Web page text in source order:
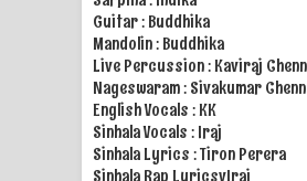
Raawaya Song Lyrics
පද පෙළ
Saddeta Denna Song
දෙන්න ගීතයේ පද පෙළ
Guitar : Buddhika
Mandolin : Buddhika
Live Percussion : Kaviraj
Nageswaram : Sivakumar
English Vocals : KK
Sinhala Vocals : Iraj
Sinhala Lyrics : Tiron Perera
Sinhala Rap LyricsvIraj